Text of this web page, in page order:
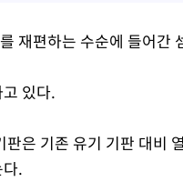
재편하는 수순에 들어간
있다.
은 기존 유기 기판 대비
.